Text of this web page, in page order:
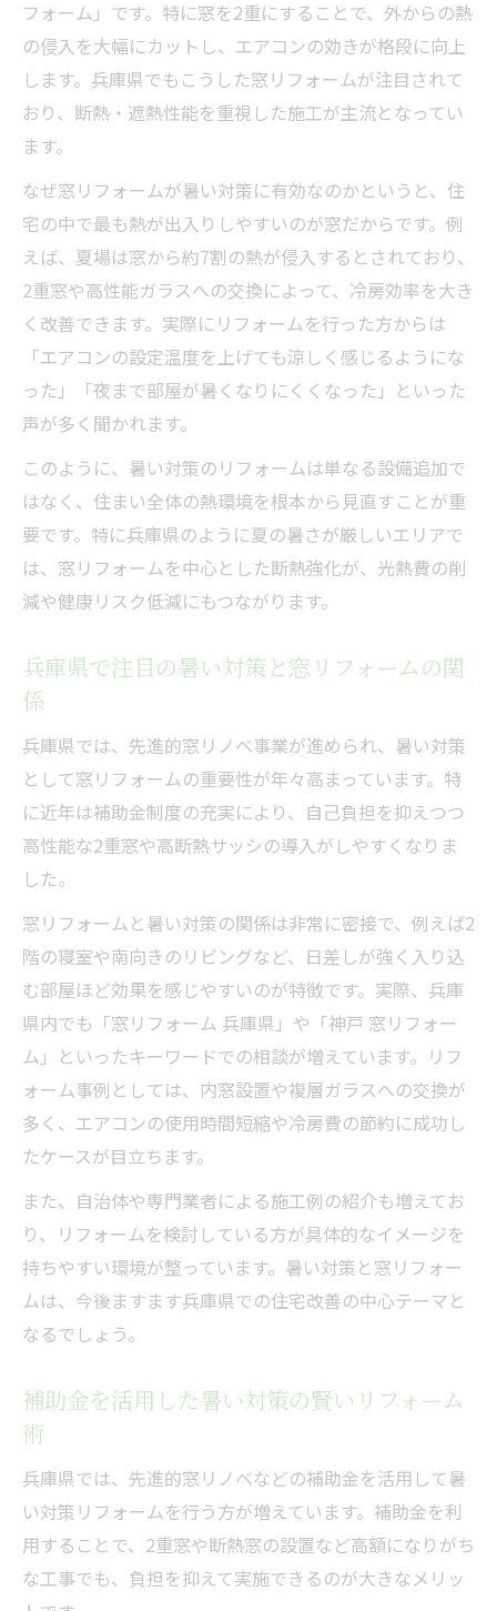
暑い対策のための補助金申請ポイントを紹
介
暑い対策×補助金で叶える賢いリフォーム
暑い対策に役立つ最新補助金情報をチェッ
ク
補助金利用で暑い対策をお得に進める方法
二重窓がもたらす夏の快適生活とは
暑い対策に効果的な二重窓の特徴を解説
暑い対策で二重窓を選ぶメリットと実感
二重窓リフォームで実現する暑い対策の実
例
暑い対策に最適な二重窓の選び方ポイント
二重窓設置による暑い対策の体感効果とは
失敗しない兵庫県の暑い対策リフォーム法
暑い対策を成功させるリフォーム準備の基
暑い対策リフォームでよくある失敗例を回
暑い対策と費用対効果の高いリフォーム選
び
兵庫県で暑い対策に強いリフォーム業者探
し
今こそ始める!賢い暑さ対策と補助金利用
暑い対策は早めのリフォーム計画が重要
暑い対策と補助金活用の最新スケジュール
暑い対策を実現するための賢い情報収集術
暑い対策リフォームで快適な夏を迎える方
法
暑い対策と補助金利用の成功事例を紹介
フォーム」です。特に窓を2重にすることで、外からの熱
の侵入を大幅にカットし、エアコンの効きが格段に向上
します。兵庫県でもこうした窓リフォームが注目されて
おり、断熱・遮熱性能を重視した施工が主流となってい
ます。
なぜ窓リフォームが暑い対策に有効なのかというと、住
宅の中で最も熱が出入りしやすいのが窓だからです。例
えば、夏場は窓から約7割の熱が侵入するとされており、
2重窓や高性能ガラスへの交換によって、冷房効率を大き
く改善できます。実際にリフォームを行った方からは
「エアコンの設定温度を上げても涼しく感じるようにな
った」「夜まで部屋が暑くなりにくくなった」といった
声が多く聞かれます。
このように、暑い対策のリフォームは単なる設備追加で
はなく、住まい全体の熱環境を根本から見直すことが重
要です。特に兵庫県のように夏の暑さが厳しいエリアで
は、窓リフォームを中心とした断熱強化が、光熱費の削
減や健康リスク低減にもつながります。
兵庫県で注目の暑い対策と窓リフォームの関
係
兵庫県では、先進的窓リノベ事業が進められ、暑い対策
として窓リフォームの重要性が年々高まっています。特
に近年は補助金制度の充実により、自己負担を抑えつつ
高性能な2重窓や高断熱サッシの導入がしやすくなりま
した。
窓リフォームと暑い対策の関係は非常に密接で、例えば2
階の寝室や南向きのリビングなど、日差しが強く入り込
む部屋ほど効果を感じやすいのが特徴です。実際、兵庫
県内でも「窓リフォーム 兵庫県」や「神戸 窓リフォー
ム」といったキーワードでの相談が増えています。リフ
ォーム事例としては、内窓設置や複層ガラスへの交換が
多く、エアコンの使用時間短縮や冷房費の節約に成功し
たケースが目立ちます。
また、自治体や専門業者による施工例の紹介も増えてお
り、リフォームを検討している方が具体的なイメージを
持ちやすい環境が整っています。暑い対策と窓リフォー
ムは、今後ますます兵庫県での住宅改善の中心テーマと
なるでしょう。
補助金を活用した暑い対策の賢いリフォーム
術
兵庫県では、先進的窓リノベなどの補助金を活用して暑
い対策リフォームを行う方が増えています。補助金を利
用することで、2重窓や断熱窓の設置など高額になりがち
な工事でも、負担を抑えて実施できるのが大きなメリッ